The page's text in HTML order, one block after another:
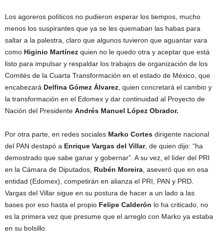
Los agoreros políticos no pudieron esperar los tiempos, mucho
menos los suspirantes que ya se les quemaban las habas para
saltar a la palestra, claro que algunos tuvieron que aguantar vara
como Higinio Martínez quien no le quedo otra y aceptar que está
listo para impulsar y respaldar los trabajos de organización de los
Comités de la Cuarta Transformación en el estado de México, que
encabezará Delfina Gómez Álvarez, quien concretará el cambio y
la transformación en el Edomex y dar continuidad al Proyecto de
Nación del Presidente Andrés Manuel López Obrador.
Por otra parte, en redes sociales Marko Cortes dirigente nacional
del PAN destapó a Enrique Vargas del Villar, de quien dijo: “ha
demostrado que sabe ganar y gobernar”. A su vez, el líder del PRI
en la Cámara de Diputados, Rubén Moreira, aseveró que en esa
entidad (Edomex), competirán en alianza el PRI, PAN y PRD.
Vargas del Villar sigue en su postura de hacer a un lado a las
bases por eso hasta el propio Felipe Calderón lo ha criticado, no
es la primera vez que presume que el arreglo con Marko ya estaba
en su bolsillo.